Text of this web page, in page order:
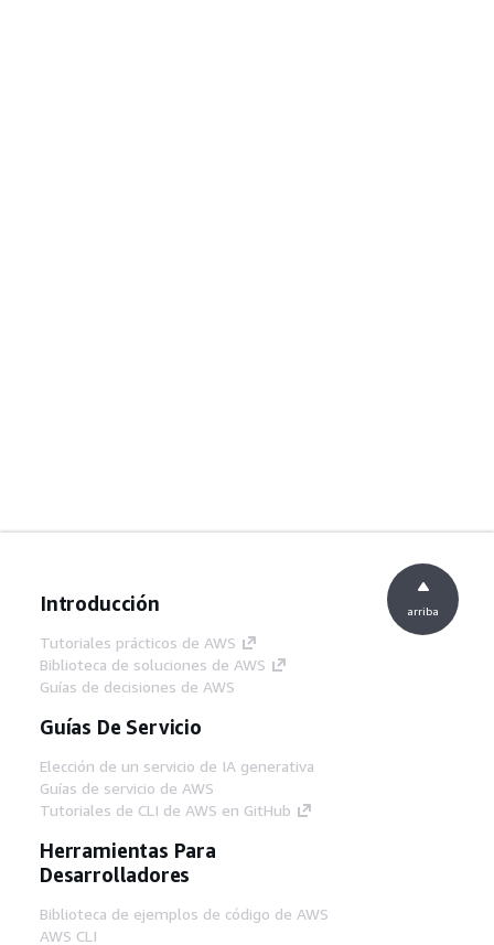
Introducción
Tutoriales prácticos de AWS
Biblioteca de soluciones de AWS
Guías de decisiones de AWS
Guías De Servicio
Elección de un servicio de IA generativa
Guías de servicio de AWS
Tutoriales de CLI de AWS en GitHub
Herramientas Para
Desarrolladores
Biblioteca de ejemplos de código de AWS
AWS CLI
arriba